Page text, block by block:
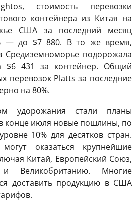
стоимость перевозки
контейнера из Китая на
США за последний месяц
— до $7 880. В то же время,
Средиземноморье подорожала
$6 431 за контейнер. Общий
перевозок Platts за последние
на 80%.
удорожания стали планы
конце июля новые пошлины, по
10% для десятков стран.
оказаться крупнейшие
Китай, Европейский Союз,
Великобританию. Многие
доставить продукцию в США